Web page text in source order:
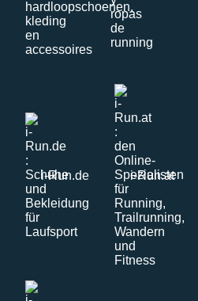
i-Run.de i-Run.at